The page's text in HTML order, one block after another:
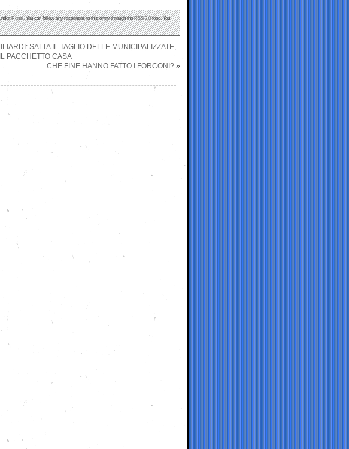
Renzi. You can follow any responses to this entry through theRSS 2.0feed. You
SALTA IL TAGLIO DELLE MUNICIPALIZZATE,
PACCHETTO CASA
CHE FINE HANNO FATTO I FORCONI? »